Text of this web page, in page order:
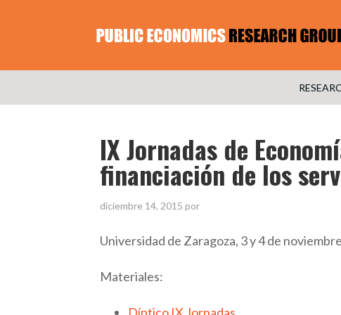
IX Jornadas de
financiación de los
diciembre 14, 2015 por
Universidad de Zaragoza, 3 y 4 de
Materiales: